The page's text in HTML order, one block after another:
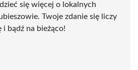
się więcej o lokalnych
Twoje zdanie się liczy
i bądź na bieżąco!